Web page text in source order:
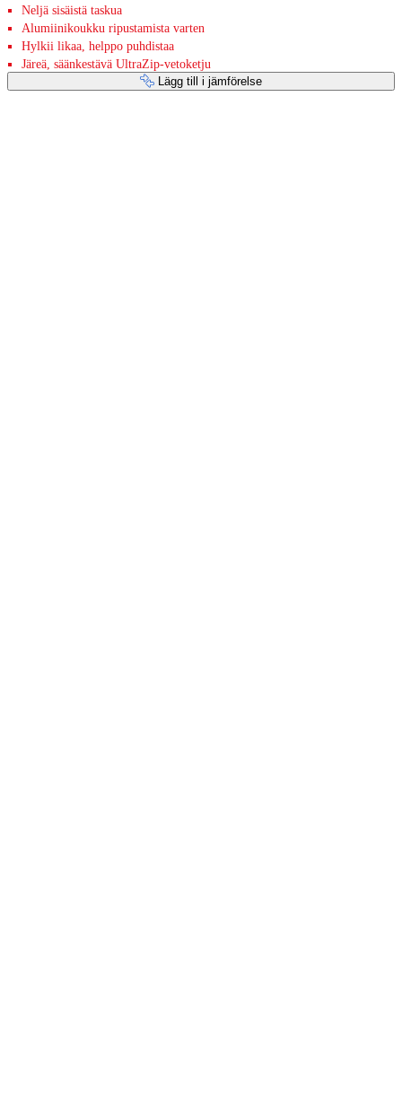
Neljä sisäistä taskua
Alumiinikoukku ripustamista varten
Hylkii likaa, helppo puhdistaa
Järeä, säänkestävä UltraZip-vetoketju
Lägg till i jämförelse